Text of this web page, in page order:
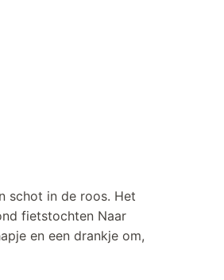
schot in de roos. Het
fietstochten Naar
en een drankje om,